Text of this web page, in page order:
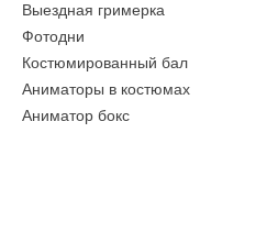
Выездная гримерка
Фотодни
Костюмированный бал
Аниматоры в костюмах
Аниматор бокс